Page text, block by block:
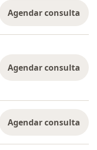
Agendar consulta
Agendar consulta
Agendar consulta